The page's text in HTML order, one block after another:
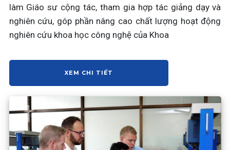
làm Giáo sư cộng tác, tham gia hợp tác giảng dạy và
nghiên cứu, góp phần nâng cao chất lượng hoạt động
nghiên cứu khoa học công nghệ của Khoa
XEM CHI TIẾT